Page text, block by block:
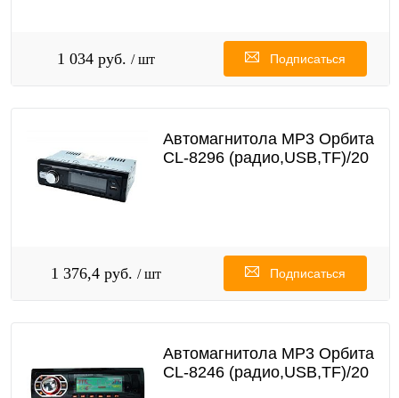
1 034 руб. / шт Подписаться
Автомагнитола MP3 Орбита
CL-8296 (радио,USB,TF)/20
1 376,4 руб. / шт Подписаться
Автомагнитола MP3 Орбита
CL-8246 (радио,USB,TF)/20